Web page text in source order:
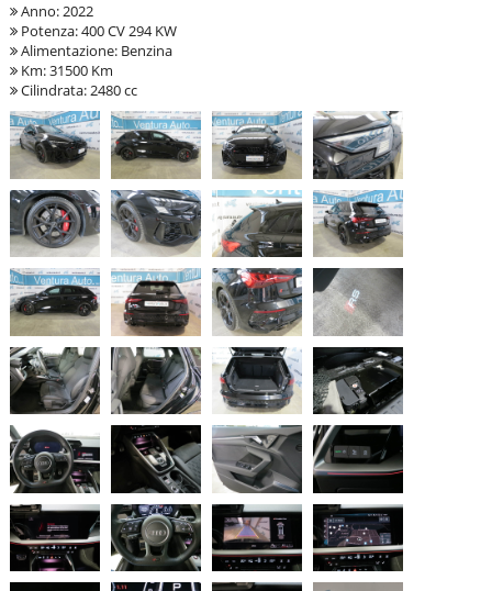
Anno: 2022
Potenza: 400 CV 294 KW
Alimentazione: Benzina
Km: 31500 Km
Cilindrata: 2480 cc